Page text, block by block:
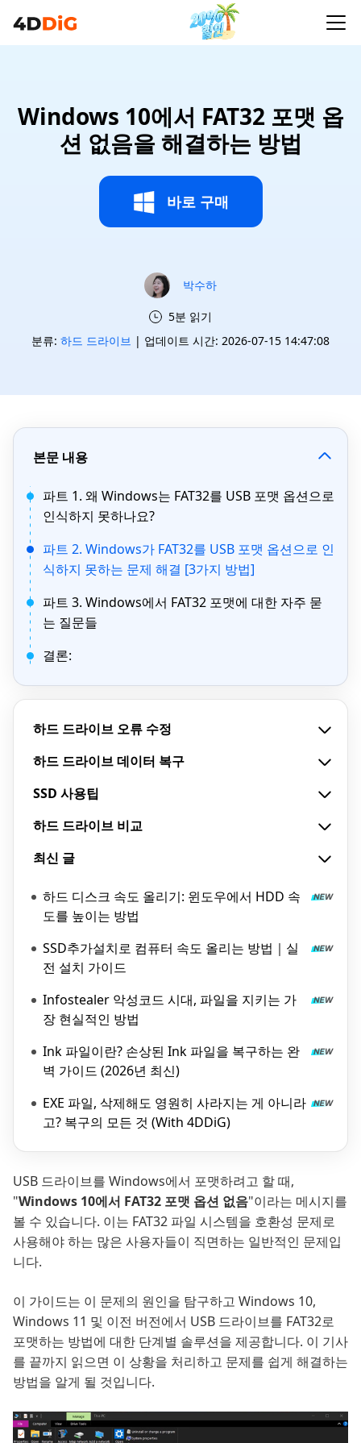
Windows 10에서 FAT32 포맷 옵
션 없음을 해결하는 방법
바로 구매
박수하
5분 읽기
분류: 하드 드라이브 | 업데이트 시간: 2026-07-15 14:47:08
본문 내용
파트 1. 왜 Windows는 FAT32를 USB 포맷 옵션으로
인식하지 못하나요?
파트 2. Windows가 FAT32를 USB 포맷 옵션으로 인
식하지 못하는 문제 해결 [3가지 방법]
파트 3. Windows에서 FAT32 포맷에 대한 자주 묻
는 질문들
결론:
하드 드라이브 오류 수정
하드 드라이브 데이터 복구
SSD 사용팁
하드 드라이브 비교
최신 글
하드 디스크 속도 올리기: 윈도우에서 HDD 속
도를 높이는 방법
SSD추가설치로 컴퓨터 속도 올리는 방법｜실
전 설치 가이드
Infostealer 악성코드 시대, 파일을 지키는 가
장 현실적인 방법
Ink 파일이란? 손상된 Ink 파일을 복구하는 완
벽 가이드 (2026년 최신)
EXE 파일, 삭제해도 영원히 사라지는 게 아니라
고? 복구의 모든 것 (With 4DDiG)
USB 드라이브를 Windows에서 포맷하려고 할 때,
"Windows 10에서 FAT32 포맷 옵션 없음"이라는 메시지를
볼 수 있습니다. 이는 FAT32 파일 시스템을 호환성 문제로
사용해야 하는 많은 사용자들이 직면하는 일반적인 문제입
니다.
이 가이드는 이 문제의 원인을 탐구하고 Windows 10,
Windows 11 및 이전 버전에서 USB 드라이브를 FAT32로
포맷하는 방법에 대한 단계별 솔루션을 제공합니다. 이 기사
를 끝까지 읽으면 이 상황을 처리하고 문제를 쉽게 해결하는
방법을 알게 될 것입니다.